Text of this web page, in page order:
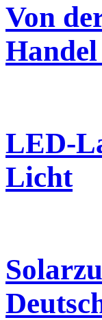
Von
LED-
Licht